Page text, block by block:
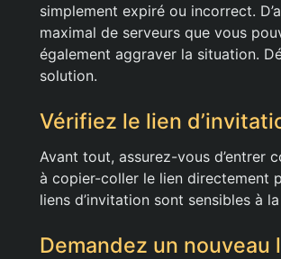
simplement expiré ou incorrect.
maximal de serveurs que vous
également aggraver la situation.
solution.
Vérifiez le lien
Avant tout, assurez-vous d’entrer
à copier-coller le lien directement
liens d’invitation sont sensibles à
Demandez un